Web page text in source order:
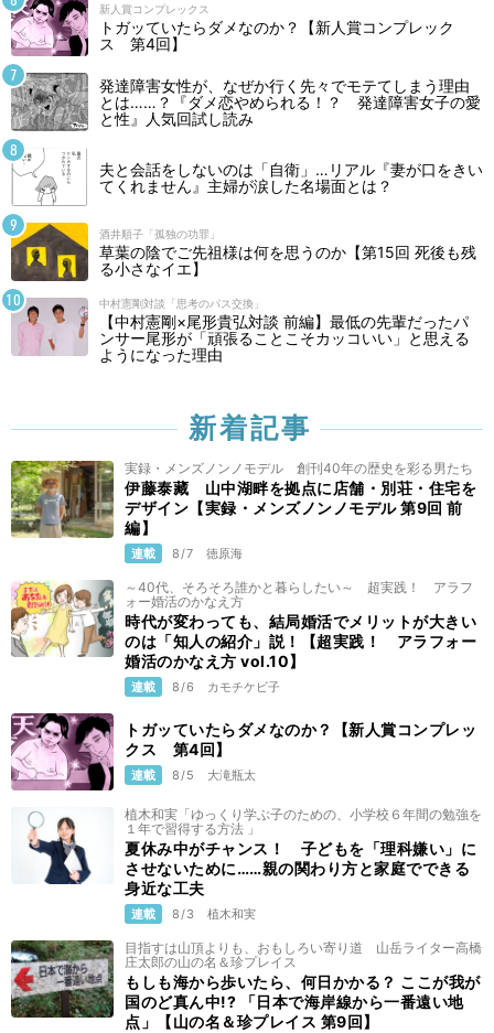
新人賞コンプレックス
トガッていたらダメなのか？【新人賞コンプレック
ス 第4回】
発達障害女性が、なぜか行く先々でモテてしまう理由
とは……？『ダメ恋やめられる！？ 発達障害女子の愛
と性』人気回試し読み
夫と会話をしないのは「自衛」…リアル『妻が口をきい
てくれません』主婦が涙した名場面とは？
酒井順子「孤独の功罪」
草葉の陰でご先祖様は何を思うのか【第15回 死後も残
る小さなイエ】
中村憲剛対談「思考のパス交換」
【中村憲剛×尾形貴弘対談 前編】最低の先輩だったパ
ンサー尾形が「頑張ることこそカッコいい」と思える
ようになった理由
新着記事
実録・メンズノンノモデル 創刊40年の歴史を彩る男たち
伊藤泰藏 山中湖畔を拠点に店舗・別荘・住宅を
デザイン【実録・メンズノンノモデル 第9回 前
編】
連載 8/7 徳原海
～40代、そろそろ誰かと暮らしたい～ 超実践！ アラフ
ォー婚活のかなえ方
時代が変わっても、結局婚活でメリットが大きい
のは「知人の紹介」説！【超実践！ アラフォー
婚活のかなえ方 vol.10】
連載 8/6 カモチケビ子
トガッていたらダメなのか？【新人賞コンプレッ
クス 第4回】
連載 8/5 大滝瓶太
植木和実「ゆっくり学ぶ子のための、小学校６年間の勉強を
１年で習得する方法 」
夏休み中がチャンス！ 子どもを「理科嫌い」に
させないために……親の関わり方と家庭でできる
身近な工夫
連載 8/3 植木和実
目指すは山頂よりも、おもしろい寄り道 山岳ライター高橋
庄太郎の山の名＆珍プレイス
もしも海から歩いたら、何日かかる？ ここが我が
国のど真ん中!? 「日本で海岸線から一番遠い地
点」【山の名＆珍プレイス 第9回】